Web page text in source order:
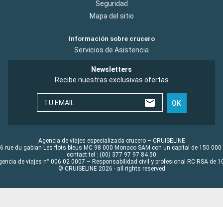
Seguridad
Mapa del sitio
Información sobre crucero
Servicios de Asistencia
Newsletters
Recibe nuestras exclusivas ofertas
TU EMAIL OK
Agencia de viajes especializada crucero – CRUISELINE
rue du gabian Les flots bleus MC 98 000 Monaco SAM con un capital de 150 000
contact tel : (00) 377 97 97 84 50
de viajes n° 006 02 0007 – Responsabilidad civil y profesional RC RSA de
© CRUISELINE 2026 - all rights reserved